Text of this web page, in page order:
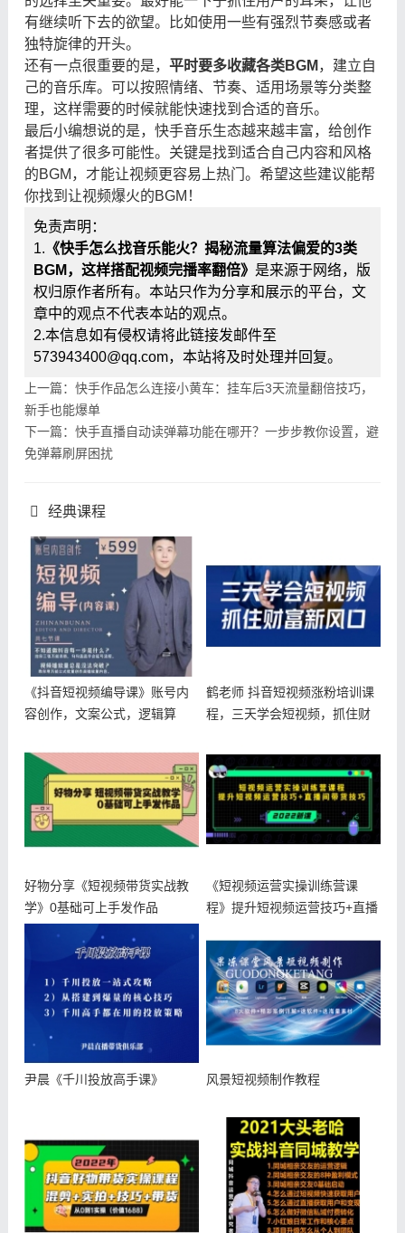
有继续听下去的欲望。比如使用一些有强烈节奏感或者
独特旋律的开头。
还有一点很重要的是， 平时要多收藏各类BGM ，建立自
己的音乐库。可以按照情绪、节奏、适用场景等分类整
理，这样需要的时候就能快速找到合适的音乐。
最后小编想说的是，快手音乐生态越来越丰富，给创作
者提供了很多可能性。关键是找到适合自己内容和风格
的BGM，才能让视频更容易上热门。希望这些建议能帮
你找到让视频爆火的BGM！
免责声明：
1. 《快手怎么找音乐能火？揭秘流量算法偏爱的3类
BGM，这样搭配视频完播率翻倍》 是来源于网络，版
权归原作者所有。本站只作为分享和展示的平台，文
章中的观点不代表本站的观点。
2.本信息如有侵权请将此链接发邮件至
573943400@qq.com，本站将及时处理并回复。
上一篇：快手作品怎么连接小黄车：挂车后3天流量翻倍技巧，
新手也能爆单
下一篇：快手直播自动读弹幕功能在哪开？一步步教你设置，避
免弹幕刷屏困扰
经典课程
《抖音短视频编导课》账号内
容创作，文案公式，逻辑算
鹤老师 抖音短视频涨粉培训课
程，三天学会短视频，抓住财
好物分享《短视频带货实战教
学》0基础可上手发作品
《短视频运营实操训练营课
程》提升短视频运营技巧+直播
尹晨《千川投放高手课》 风景短视频制作教程